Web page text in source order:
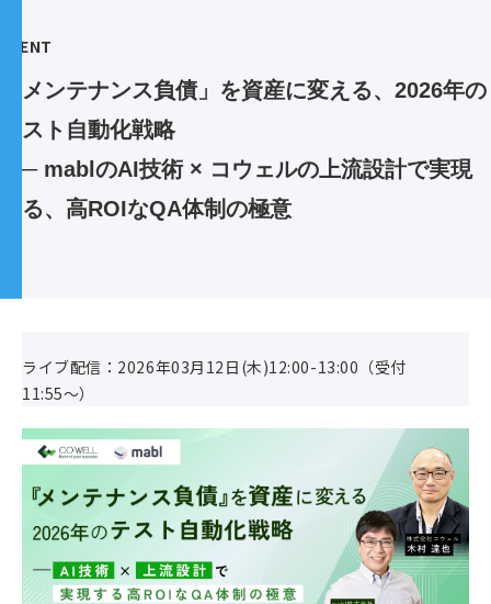
EVENT
「メンテナンス負債」を資産に変える、2026年の
テスト自動化戦略
する、高ROIなQA体制の極意
ライブ配信：2026年03月12日(木)12:00-13:00（受付
11:55〜）